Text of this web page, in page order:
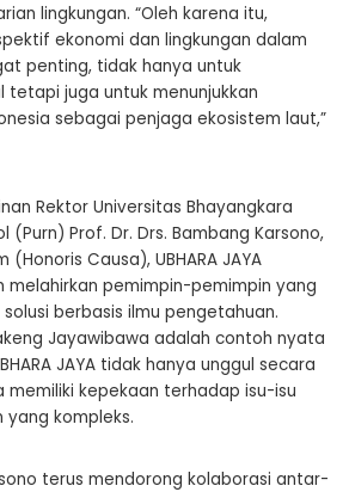
lingkungan. “Oleh karena itu,
ekonomi dan lingkungan dalam
penting, tidak hanya untuk
tetapi juga untuk menunjukkan
sebagai penjaga ekosistem laut,”
Rektor Universitas Bhayangkara
(Purn) Prof. Dr. Drs. Bambang Karsono,
(Honoris Causa), UBHARA JAYA
pemimpin-pemimpin yang
berbasis ilmu pengetahuan.
Jayawibawa adalah contoh nyata
JAYA tidak hanya unggul secara
kepekaan terhadap isu-isu
yang kompleks.
terus mendorong kolaborasi antar-